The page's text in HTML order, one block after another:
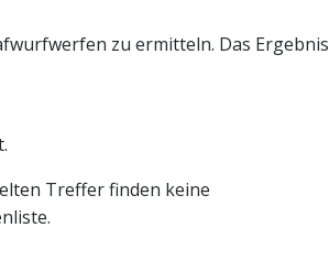
zu ermitteln. Das Ergebnis
Treffer finden keine